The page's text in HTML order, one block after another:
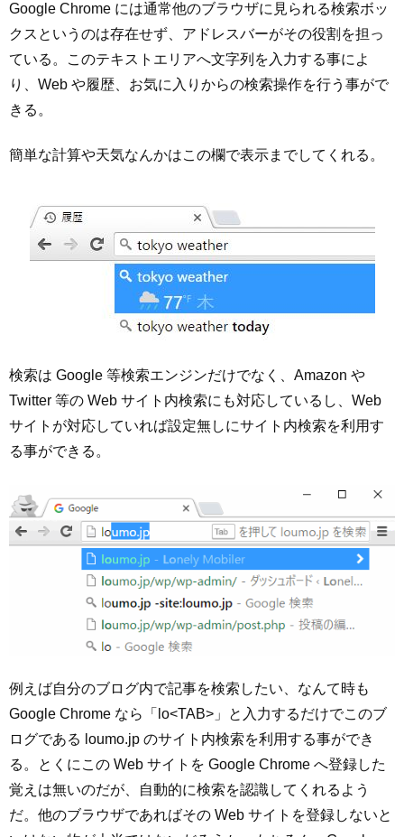
Google Chrome には通常他のブラウザに見られる検索ボッ
クスというのは存在せず、アドレスバーがその役割を担っ
ている。このテキストエリアへ文字列を入力する事によ
り、Web や履歴、お気に入りからの検索操作を行う事がで
きる。
簡単な計算や天気なんかはこの欄で表示までしてくれる。
検索は Google 等検索エンジンだけでなく、Amazon や
Twitter 等の Web サイト内検索にも対応しているし、Web
サイトが対応していれば設定無しにサイト内検索を利用す
る事ができる。
例えば自分のブログ内で記事を検索したい、なんて時も
Google Chrome なら「lo<TAB>」と入力するだけでこのブ
ログである loumo.jp のサイト内検索を利用する事ができ
る。とくにこの Web サイトを Google Chrome へ登録した
覚えは無いのだが、自動的に検索を認識してくれるよう
だ。他のブラウザであればその Web サイトを登録しないと